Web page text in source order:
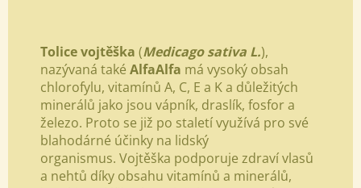
Tolice vojtěška (Medicago sativa L.),
nazývaná také AlfaAlfa má vysoký obsah
chlorofylu, vitamínů A, C, E a K a důležitých
minerálů jako jsou vápník, draslík, fosfor a
železo. Proto se již po staletí využívá pro své
blahodárné účinky na lidský
organismus. Vojtěška podporuje zdraví vlasů
a nehtů díky obsahu vitamínů a minerálů,